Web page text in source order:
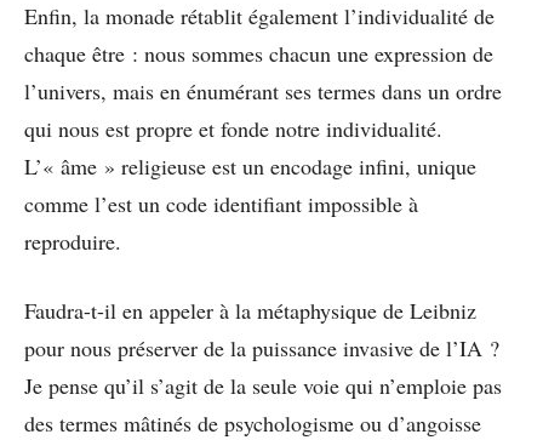
Enfin, la monade rétablit également l’individualité de
chaque être : nous sommes chacun une expression de
l’univers, mais en énumérant ses termes dans un ordre
qui nous est propre et fonde notre individualité.
L’« âme » religieuse est un encodage infini, unique
comme l’est un code identifiant impossible à
reproduire.
Faudra-t-il en appeler à la métaphysique de Leibniz
pour nous préserver de la puissance invasive de l’IA ?
Je pense qu’il s’agit de la seule voie qui n’emploie pas
des termes mâtinés de psychologisme ou d’angoisse